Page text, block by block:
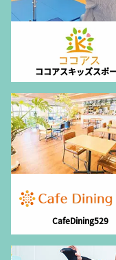
ココアスキッズスポ
CafeDining529